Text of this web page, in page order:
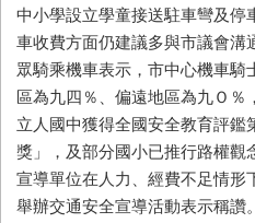
中小學設立學童接送駐車彎及停
車收費方面仍建議多與市議會溝
眾騎乘機車表示，市中心機車騎
區為九四％、偏遠地區為九Ｏ％
立人國中獲得全國安全教育評鑑
獎」，及部分國小已推行路權觀
宣導單位在人力、經費不足情形
舉辦交通安全宣導活動表示稱